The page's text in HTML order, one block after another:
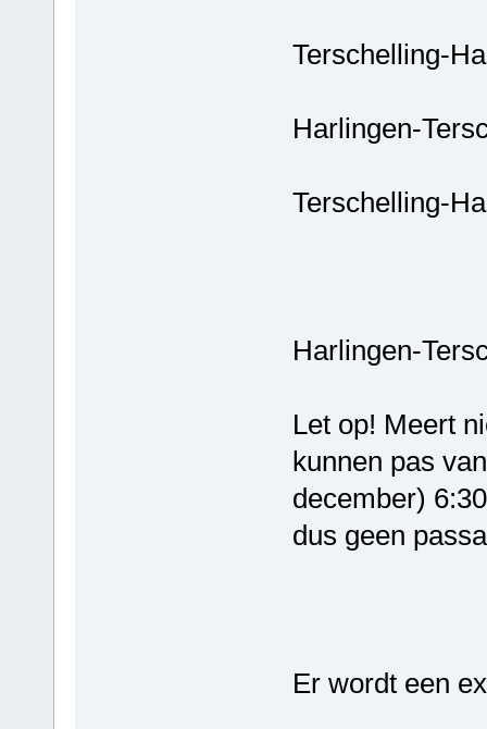
Terschelling-
Harlingen-
Terschelling-
Harlingen-
Let op! Meert
kunnen pas
december)
dus geen
Er wordt een